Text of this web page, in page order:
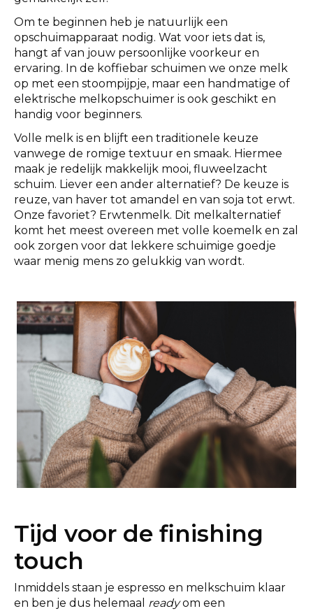
Om te beginnen heb je natuurlijk een
opschuimapparaat nodig. Wat voor iets dat is,
hangt af van jouw persoonlijke voorkeur en
ervaring. In de koffiebar schuimen we onze melk
op met een stoompijpje, maar een handmatige of
elektrische melkopschuimer is ook geschikt en
handig voor beginners.
Volle melk is en blijft een traditionele keuze
vanwege de romige textuur en smaak. Hiermee
maak je redelijk makkelijk mooi, fluweelzacht
schuim. Liever een ander alternatief? De keuze is
reuze, van haver tot amandel en van soja tot erwt.
Onze favoriet? Erwtenmelk. Dit melkalternatief
komt het meest overeen met volle koemelk en zal
ook zorgen voor dat lekkere schuimige goedje
waar menig mens zo gelukkig van wordt.
Tijd voor de finishing
touch
Inmiddels staan je espresso en melkschuim klaar
en ben je dus helemaal readyom een